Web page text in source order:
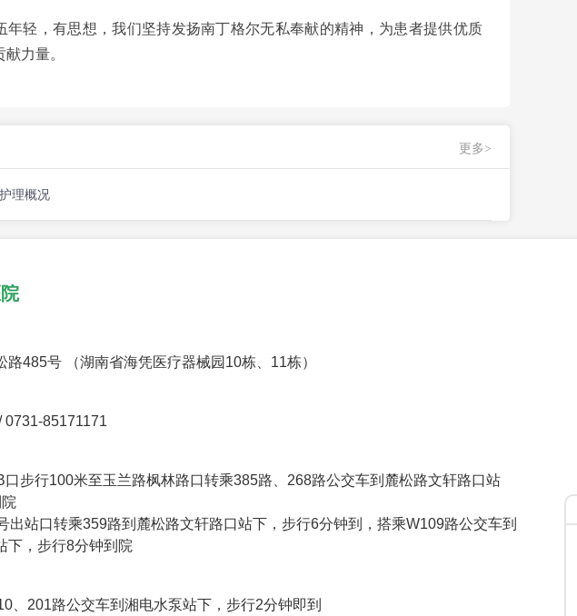
年轻，有思想，我们坚持发扬南丁格尔无私奉献的精神，为患者提供优质
力量。
更多>
理概况
路485号 （湖南省海凭医疗器械园10栋、11栋）
0731-85171171
口步行100米至玉兰路枫林路口转乘385路、268路公交车到麓松路文轩路口站
出站口转乘359路到麓松路文轩路口站下，步行6分钟到，搭乘W109路公交车到
下，步行8分钟到院
、201路公交车到湘电水泵站下，步行2分钟即到